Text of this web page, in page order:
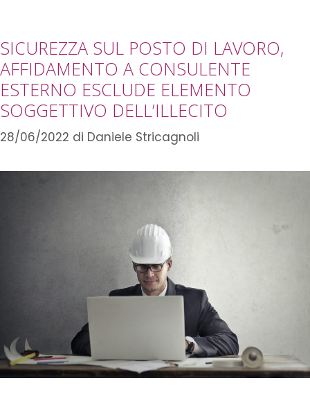
SICUREZZA SUL POSTO DI LAVORO,
AFFIDAMENTO A CONSULENTE
ESTERNO ESCLUDE ELEMENTO
SOGGETTIVO DELL’ILLECITO
28/06/2022 di Daniele Stricagnoli